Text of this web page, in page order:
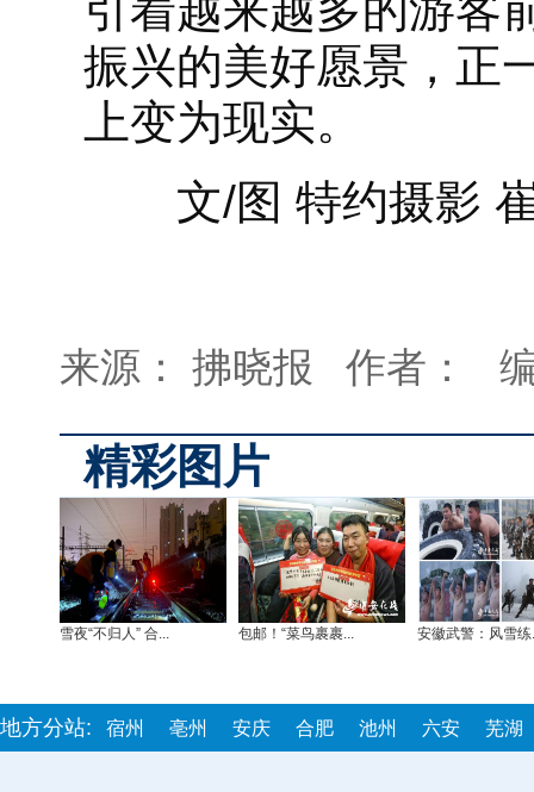
引着越来越多的游客
振兴的美好愿景，正
上变为现实。
文/图 特约摄影
来源： 拂晓报 作者：
精彩图片
雪夜“不归人” 合... 包邮！“菜鸟裹裹... 安徽武警：风雪练
地方分站: 宿州 亳州 安庆 合肥 池州 六安 芜湖